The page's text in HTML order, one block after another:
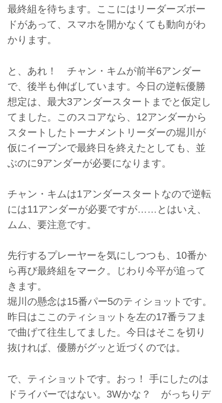
最終組を待ちます。ここにはリーダーズボー
ドがあって、スマホを開かなくても動向がわ
かります。
と、あれ！ チャン・キムが前半6アンダー
で、後半も伸ばしています。今日の逆転優勝
想定は、最大3アンダースタートまでと仮定し
てました。このスコアなら、12アンダーから
スタートしたトーナメントリーダーの堀川が
仮にイーブンで最終日を終えたとしても、並
ぶのに9アンダーが必要になります。
チャン・キムは1アンダースタートなので逆転
には11アンダーが必要ですが……とはいえ、
ムム、要注意です。
先行するプレーヤーを気にしつつも、10番か
ら再び最終組をマーク。じわり今平が追って
きます。
堀川の懸念は15番パー5のティショットです。
昨日はここのティショットを左の17番ラフま
で曲げて往生してました。今日はそこを切り
抜ければ、優勝がグッと近づくのでは。
で、ティショットです。おっ！ 手にしたのは
ドライバーではない。3Wかな？ がっちりデ